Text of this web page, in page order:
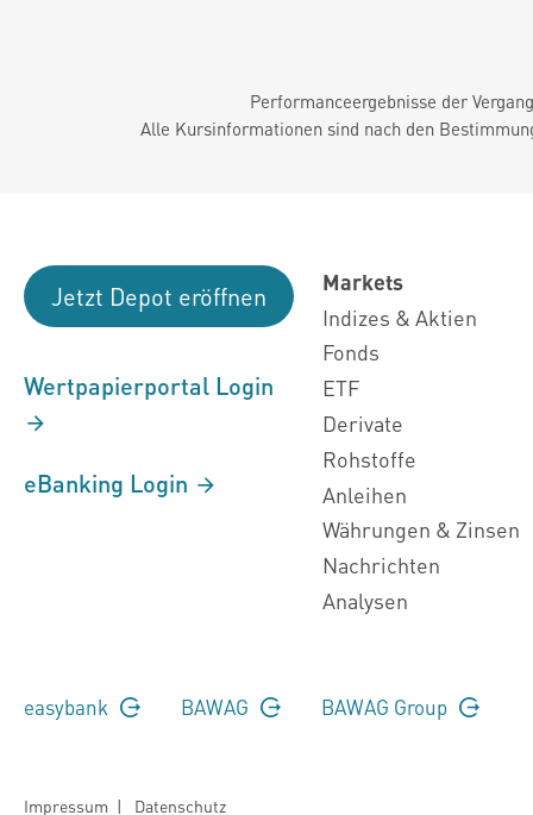
Performanceergebnisse der
Alle Kursinformationen sind nach den
Jetzt Depot eröffnen
Wertpapierportal Login
eBanking Login
Markets
Indizes & Aktien
Fonds
ETF
Derivate
Rohstoffe
Anleihen
Währungen & Zinsen
Nachrichten
Analysen
easybank BAWAG BAWAG Group
Impressum | Datenschutz